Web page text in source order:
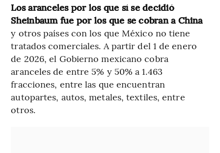
Los aranceles por los que sí se decidió
Sheinbaum fue por los que se cobran a China
y otros países con los que México no tiene
tratados comerciales. A partir del 1 de enero
de 2026, el Gobierno mexicano cobra
aranceles de entre 5% y 50% a 1.463
fracciones, entre las que encuentran
autopartes, autos, metales, textiles, entre
otros.